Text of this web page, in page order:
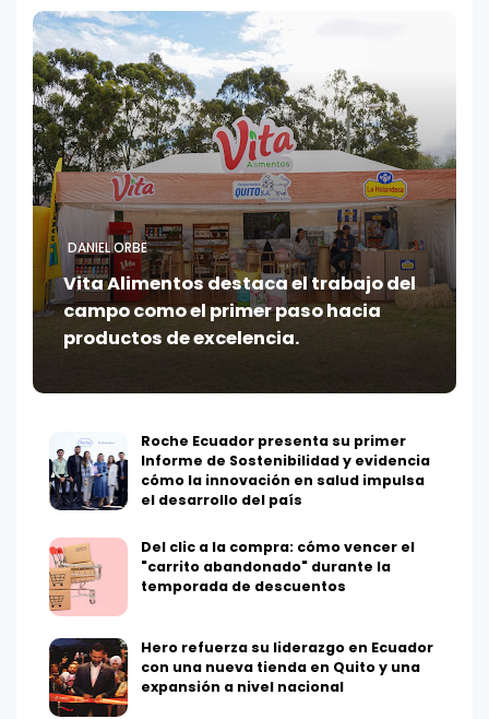
DANIEL ORBE
Vita Alimentos destaca el trabajo del
campo como el primer paso hacia
productos de excelencia.
Roche Ecuador presenta su primer
Informe de Sostenibilidad y evidencia
cómo la innovación en salud impulsa
el desarrollo del país
Del clic a la compra: cómo vencer el
"carrito abandonado" durante la
temporada de descuentos
Hero refuerza su liderazgo en Ecuador
con una nueva tienda en Quito y una
expansión a nivel nacional